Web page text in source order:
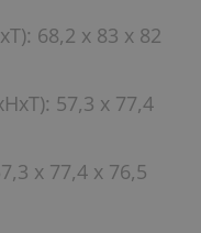
68,2 x 83 x 82
57,3 x 77,4
x 77,4 x 76,5